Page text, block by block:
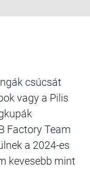
csúcsát
vagy a Pilis
Factory Team
a 2024-es
kevesebb mint